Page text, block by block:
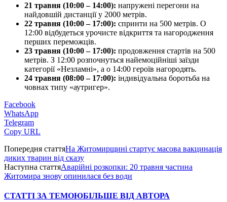
21 травня (10:00 – 14:00): напружені перегони на
найдовшій дистанції у 2000 метрів.
22 травня (10:00 – 17:00): спринти на 500 метрів. О
12:00 відбудеться урочисте відкриття та нагородження
перших переможців.
23 травня (10:00 – 17:00): продовження стартів на 500
метрів. З 12:00 розпочнуться найемоційніші заїзди
категорії «Незламні», а о 14:00 героїв нагородять.
24 травня (08:00 – 17:00): індивідуальна боротьба на
човнах типу «аутригер».
Facebook
WhatsApp
Telegram
Copy URL
Попередня статтяНа Житомирщині стартує масова вакцинація
диких тварин від сказу
Наступна статтяАварійні розкопки: 20 травня частина
Житомира знову опинилася без води
СТАТТІ ЗА ТЕМОЮБІЛЬШЕ ВІД АВТОРА